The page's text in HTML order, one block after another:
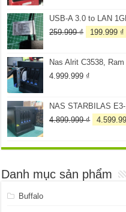
USB-A 3.0 to LAN
259.999₫
Giá
259.999 ₫.
199.999 ₫
Nas Alrit C3538,
4.999.999 ₫
NAS STARBILAS
4.899.999₫
Giá
Danh mục sản phẩm
Buffalo